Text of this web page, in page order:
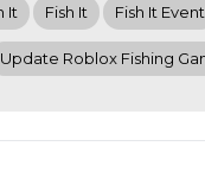
It Fish It Fish It Event
Update Roblox Fishing